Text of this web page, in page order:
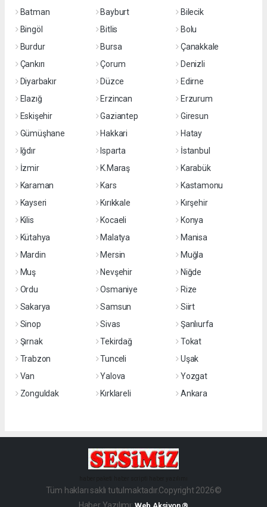
Batman
Bayburt
Bilecik
Bingöl
Bitlis
Bolu
Burdur
Bursa
Çanakkale
Çankırı
Çorum
Denizli
Diyarbakır
Düzce
Edirne
Elazığ
Erzincan
Erzurum
Eskişehir
Gaziantep
Giresun
Gümüşhane
Hakkari
Hatay
Iğdır
Isparta
İstanbul
İzmir
K.Maraş
Karabük
Karaman
Kars
Kastamonu
Kayseri
Kırıkkale
Kırşehir
Kilis
Kocaeli
Konya
Kütahya
Malatya
Manisa
Mardin
Mersin
Muğla
Muş
Nevşehir
Niğde
Ordu
Osmaniye
Rize
Sakarya
Samsun
Siirt
Sinop
Sivas
Şanlıurfa
Şırnak
Tekirdağ
Tokat
Trabzon
Tunceli
Uşak
Van
Yalova
Yozgat
Zonguldak
Kırklareli Ankara
Tüm hakları saklı tutulmaktadır.Copyright 2026©
Haber Yazılımı: